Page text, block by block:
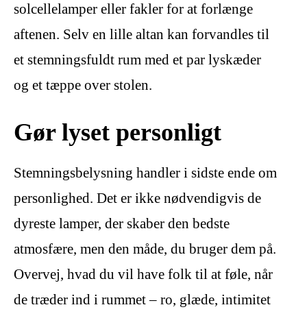
solcellelamper eller fakler for at forlænge
aftenen. Selv en lille altan kan forvandles til
et stemningsfuldt rum med et par lyskæder
og et tæppe over stolen.
Gør lyset personligt
Stemningsbelysning handler i sidste ende om
personlighed. Det er ikke nødvendigvis de
dyreste lamper, der skaber den bedste
atmosfære, men den måde, du bruger dem på.
Overvej, hvad du vil have folk til at føle, når
de træder ind i rummet – ro, glæde, intimitet